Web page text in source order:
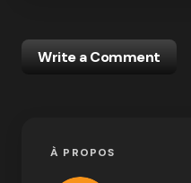
Write a Comment
À PROPOS